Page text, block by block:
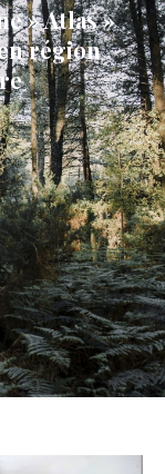
»Atlas»
région